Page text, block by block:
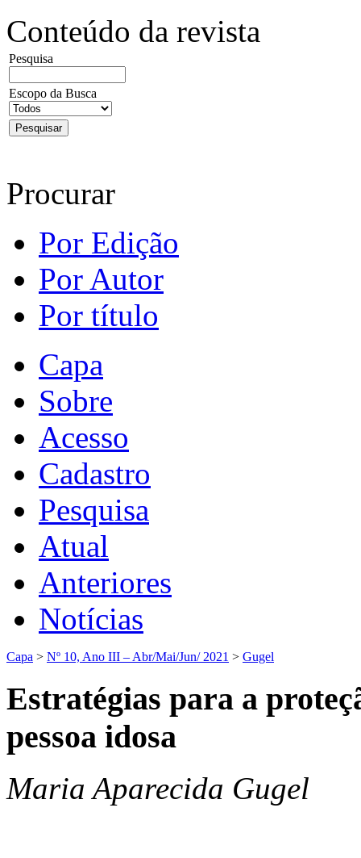
Conteúdo da revista
Pesquisa
Escopo da Busca
Procurar
Por Edição
Por Autor
Por título
Capa
Sobre
Acesso
Cadastro
Pesquisa
Atual
Anteriores
Notícias
Capa > Nº 10, Ano III – Abr/Mai/Jun/ 2021 > Gugel
Estratégias para a
pessoa idosa
Maria Aparecida Gugel